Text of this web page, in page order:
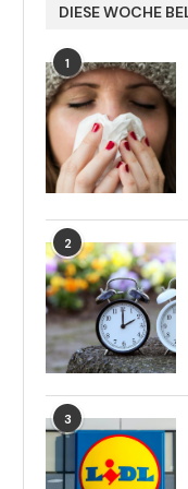
DIESE WOCHE
1
2
3